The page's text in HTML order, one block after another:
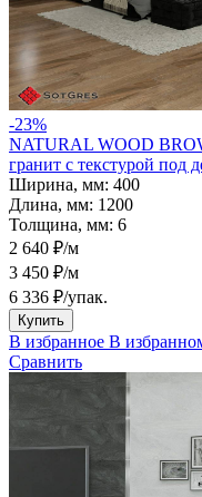
-23%
NATURAL WOOD
гранит с текстурой под
Ширина, мм: 400
Длина, мм: 1200
Толщина, мм: 6
2 640 ₽/м
3 450 ₽/м
6 336 ₽/упак.
Купить
В избранное В
Сравнить